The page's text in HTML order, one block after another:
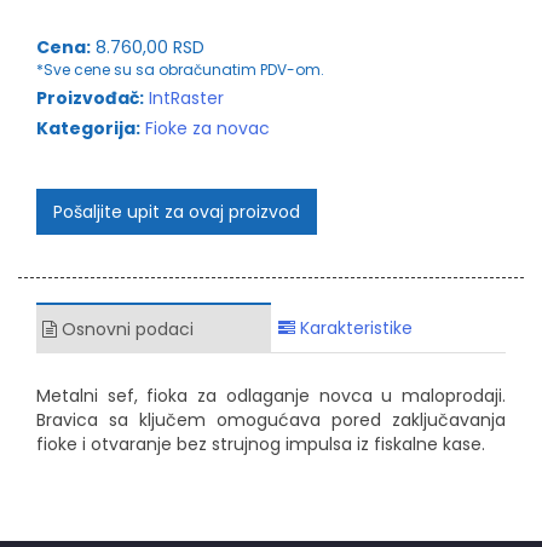
Cena: 8.760,00 RSD
*Sve cene su sa obračunatim PDV-om.
Proizvođač: IntRaster
Kategorija: Fioke za novac
Pošaljite upit za ovaj proizvod
Osnovni podaci Karakteristike
Metalni sef, fioka za odlaganje novca u maloprodaji.
Bravica sa ključem omogućava pored zaključavanja
fioke i otvaranje bez strujnog impulsa iz fiskalne kase.